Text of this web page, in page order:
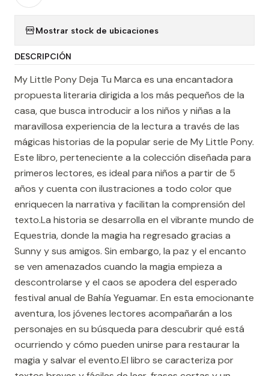
Mostrar stock de ubicaciones
DESCRIPCIÓN
My Little Pony Deja Tu Marca es una encantadora
propuesta literaria dirigida a los más pequeños de la
casa, que busca introducir a los niños y niñas a la
maravillosa experiencia de la lectura a través de las
mágicas historias de la popular serie de My Little Pony.
Este libro, perteneciente a la colección diseñada para
primeros lectores, es ideal para niños a partir de 5
años y cuenta con ilustraciones a todo color que
enriquecen la narrativa y facilitan la comprensión del
texto.La historia se desarrolla en el vibrante mundo de
Equestria, donde la magia ha regresado gracias a
Sunny y sus amigos. Sin embargo, la paz y el encanto
se ven amenazados cuando la magia empieza a
descontrolarse y el caos se apodera del esperado
festival anual de Bahía Yeguamar. En esta emocionante
aventura, los jóvenes lectores acompañarán a los
personajes en su búsqueda para descubrir qué está
ocurriendo y cómo pueden unirse para restaurar la
magia y salvar el evento.El libro se caracteriza por